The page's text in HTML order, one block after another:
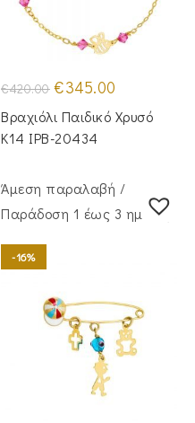
€420.00 Original
price
was:
€420.00.
€345.00
τιμή
είναι:
Βραχιόλι Παιδικό Χρυσό
Κ14 IPB-20434
Άμεση παραλαβή /
Παράδoση 1 έως 3 ημέρες
-16%